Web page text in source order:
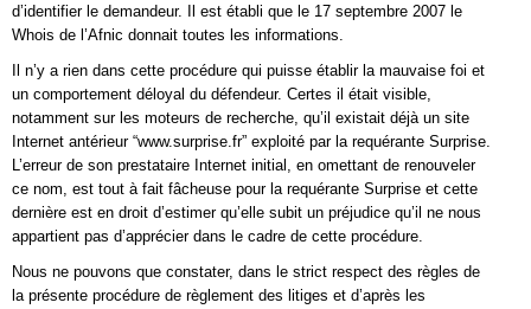
d’identifier le demandeur. Il est établi que le 17 septembre 2007 le
Whois de l’Afnic donnait toutes les informations.
Il n’y a rien dans cette procédure qui puisse établir la mauvaise foi et
un comportement déloyal du défendeur. Certes il était visible,
notamment sur les moteurs de recherche, qu’il existait déjà un site
Internet antérieur “www.surprise.fr” exploité par la requérante Surprise.
L’erreur de son prestataire Internet initial, en omettant de renouveler
ce nom, est tout à fait fâcheuse pour la requérante Surprise et cette
dernière est en droit d’estimer qu’elle subit un préjudice qu’il ne nous
appartient pas d’apprécier dans le cadre de cette procédure.
Nous ne pouvons que constater, dans le strict respect des règles de
la présente procédure de règlement des litiges et d’après les